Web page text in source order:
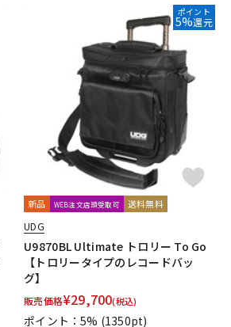
ポイント
5%還元
新品 WEB注文店頭受取可 送料無料
UDG
U9870BL Ultimate トロリー To Go
【トロリータイプのレコードバッ
グ】
販売価格¥29,700(税込)
ポイント：5% (1350pt)